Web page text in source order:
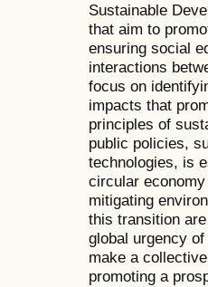
Sustainable
that aim to
ensuring social
interactions
focus on
impacts that
principles of
public policies,
technologies, is
circular
mitigating
this transition
global urgency
make a
promoting a